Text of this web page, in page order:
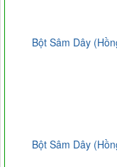
Bột Sâm Dây
Bột Sâm Dây